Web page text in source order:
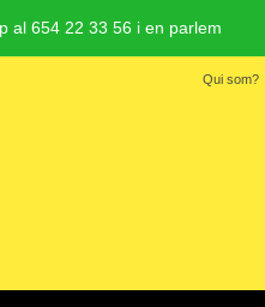
al 654 22 33 56 i en parlem
Qui som?